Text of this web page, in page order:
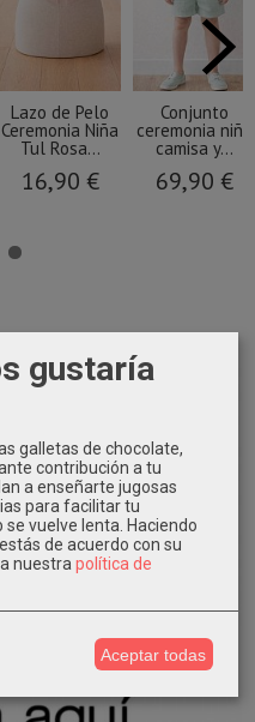
Lazo de Pelo
Ceremonia Niña
Tul Rosa...
16,90 €
Conjunto
ceremonia niño
camisa y...
69,90 €
gustaría
galletas de chocolate,
contribución a tu
a enseñarte jugosas
para facilitar tu
vuelve lenta. Haciendo
de acuerdo con su
nuestra política de
Aceptar todas